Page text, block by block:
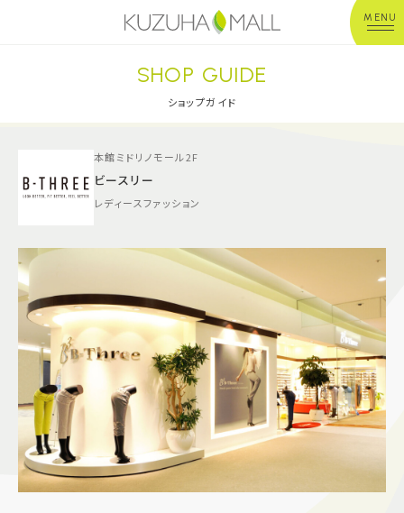
MENU
年中無休平 日：10:00~20:00
※店舗により異なる
ショップガイド
グルメ＆フード
ショップニュース
イベント
キッズ＆ベビー
施設案内
アクセス＆駐車場
SHOP GUIDE
ショップガイド
本館ミドリノモール2F
ビースリー
レディースファッション